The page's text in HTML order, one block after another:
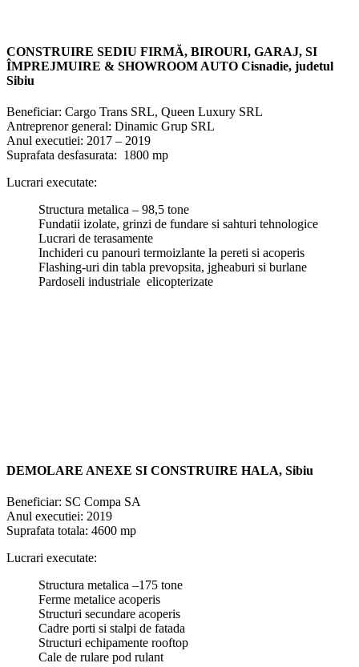
CONSTRUIRE SEDIU FIRMĂ, BIROURI, GARAJ, SI
ÎMPREJMUIRE & SHOWROOM AUTO Cisnadie, judetul
Sibiu
Beneficiar: Cargo Trans SRL, Queen Luxury SRL
Antreprenor general: Dinamic Grup SRL
Anul executiei: 2017 – 2019
Suprafata desfasurata: 1800 mp
Lucrari executate:
Structura metalica – 98,5 tone
Fundatii izolate, grinzi de fundare si sahturi tehnologice
Lucrari de terasamente
Inchideri cu panouri termoizlante la pereti si acoperis
Flashing-uri din tabla prevopsita, jgheaburi si burlane
Pardoseli industriale elicopterizate
DEMOLARE ANEXE SI CONSTRUIRE HALA, Sibiu
Beneficiar: SC Compa SA
Anul executiei: 2019
Suprafata totala: 4600 mp
Lucrari executate:
Structura metalica –175 tone
Ferme metalice acoperis
Structuri secundare acoperis
Cadre porti si stalpi de fatada
Structuri echipamente rooftop
Cale de rulare pod rulant